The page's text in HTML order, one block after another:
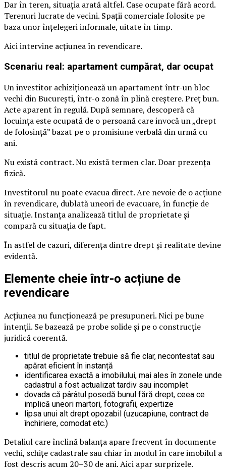
Dar în teren, situația arată altfel. Case ocupate fără acord.
Terenuri lucrate de vecini. Spații comerciale folosite pe
baza unor înțelegeri informale, uitate în timp.
Aici intervine acțiunea în revendicare.
Scenariu real: apartament cumpărat, dar ocupat
Un investitor achiziționează un apartament într-un bloc
vechi din București, într-o zonă în plină creștere. Preț bun.
Acte aparent în regulă. După semnare, descoperă că
locuința este ocupată de o persoană care invocă un „drept
de folosință” bazat pe o promisiune verbală din urmă cu
ani.
Nu există contract. Nu există termen clar. Doar prezența
fizică.
Investitorul nu poate evacua direct. Are nevoie de o acțiune
în revendicare, dublată uneori de evacuare, în funcție de
situație. Instanța analizează titlul de proprietate și
compară cu situația de fapt.
În astfel de cazuri, diferența dintre drept și realitate devine
evidentă.
Elemente cheie într-o acțiune de
revendicare
Acțiunea nu funcționează pe presupuneri. Nici pe bune
intenții. Se bazează pe probe solide și pe o construcție
juridică coerentă.
titlul de proprietate trebuie să fie clar, necontestat sau
apărat eficient în instanță
identificarea exactă a imobilului, mai ales în zonele unde
cadastrul a fost actualizat tardiv sau incomplet
dovada că pârâtul posedă bunul fără drept, ceea ce
implică uneori martori, fotografii, expertize
lipsa unui alt drept opozabil (uzucapiune, contract de
închiriere, comodat etc.)
Detaliul care înclină balanța apare frecvent în documente
vechi, schițe cadastrale sau chiar în modul în care imobilul a
fost descris acum 20–30 de ani. Aici apar surprizele.